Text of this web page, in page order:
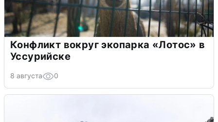
Конфликт вокруг экопарка «Лотос» в
Уссурийске
8 августа 0